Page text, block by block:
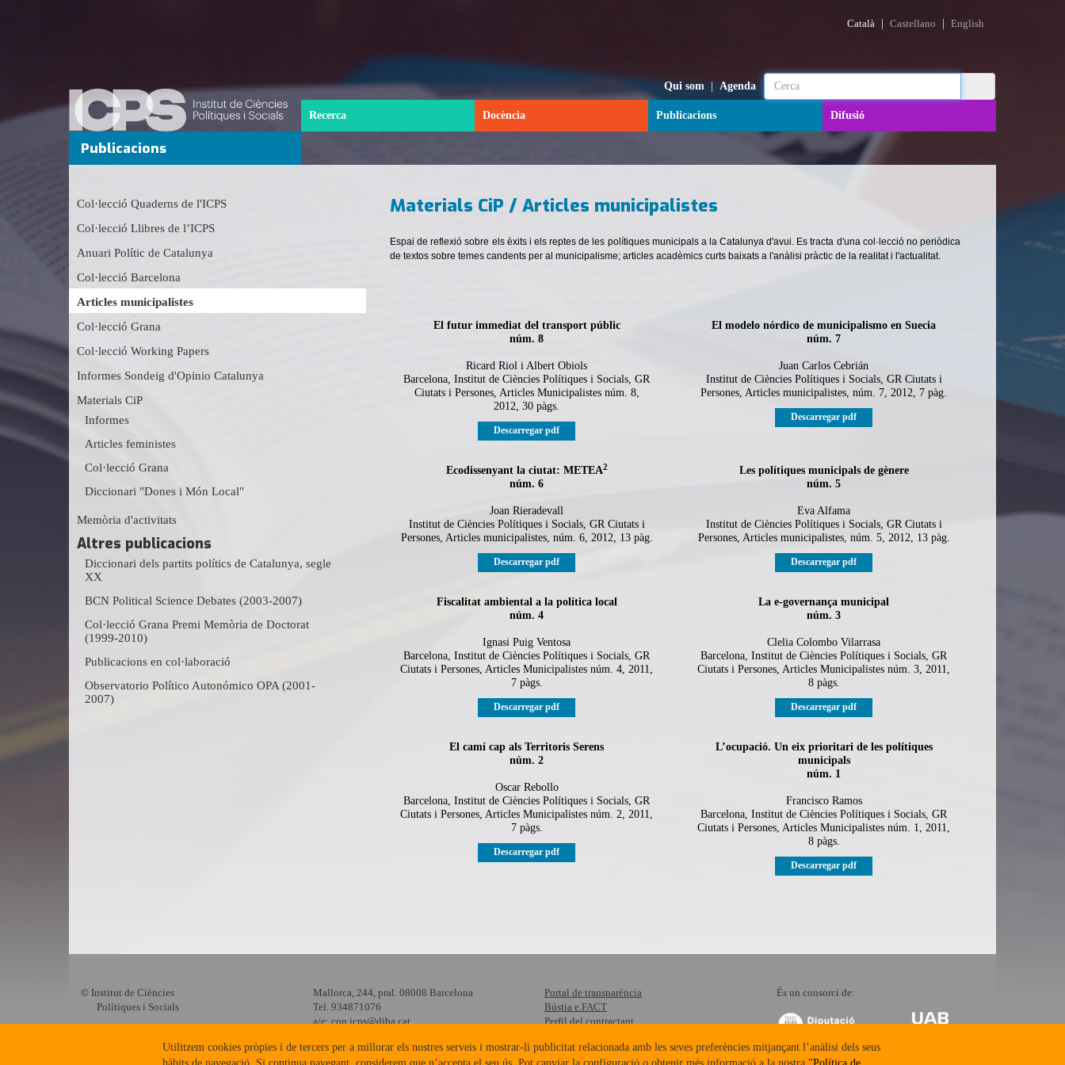
Català Castellano English
Qui som |Agenda
Recerca Docència Publicacions Difusió
Publicacions
Col·lecció Quaderns de l'ICPS
Col·lecció Llibres de l’ICPS
Anuari Polític de Catalunya
Col·lecció Barcelona
Articles municipalistes
Col·lecció Grana
Col·lecció Working Papers
Informes Sondeig d'Opinio Catalunya
Materials CiP
Informes
Articles feministes
Col·lecció Grana
Diccionari "Dones i Món Local"
Memòria d'activitats
Altres publicacions
Diccionari dels partits polítics de Catalunya, segle
XX
BCN Political Science Debates (2003-2007)
Col·lecció Grana Premi Memòria de Doctorat
(1999-2010)
Publicacions en col·laboració
Observatorio Político Autonómico OPA (2001-
2007)
Materials CiP / Articles municipalistes
Espai de reflexió sobre els èxits i els reptes de les polítiques municipals a la Catalunya d'avui. Es tracta d'una col·lecció no periòdica
de textos sobre temes candents per al municipalisme; articles acadèmics curts baixats a l'anàlisi pràctic de la realitat i l'actualitat.
El futur immediat del transport públic
núm. 8
Ricard Riol i Albert Obiols
Barcelona, Institut de Ciències Polítiques i Socials, GR
Ciutats i Persones, Articles Municipalistes núm. 8,
2012, 30 pàgs.
Descarregar pdf
El modelo nórdico de municipalismo en Suecia
núm. 7
Juan Carlos Cebrián
Institut de Ciències Polítiques i Socials, GR Ciutats i
Persones, Articles municipalistes, núm. 7, 2012, 7 pàg.
Descarregar pdf
Ecodissenyant la ciutat: METEA2
núm. 6
Joan Rieradevall
Institut de Ciències Polítiques i Socials, GR Ciutats i
Persones, Articles municipalistes, núm. 6, 2012, 13 pàg.
Descarregar pdf
Les polítiques municipals de gènere
núm. 5
Eva Alfama
Institut de Ciències Polítiques i Socials, GR Ciutats i
Persones, Articles municipalistes, núm. 5, 2012, 13 pàg.
Descarregar pdf
Fiscalitat ambiental a la política local
núm. 4
Ignasi Puig Ventosa
Barcelona, Institut de Ciències Polítiques i Socials, GR
Ciutats i Persones, Articles Municipalistes núm. 4, 2011,
7 pàgs.
Descarregar pdf
La e-governança municipal
núm. 3
Clelia Colombo Vilarrasa
Barcelona, Institut de Ciències Polítiques i Socials, GR
Ciutats i Persones, Articles Municipalistes núm. 3, 2011,
8 pàgs.
Descarregar pdf
El camí cap als Territoris Serens
núm. 2
Oscar Rebollo
Barcelona, Institut de Ciències Polítiques i Socials, GR
Ciutats i Persones, Articles Municipalistes núm. 2, 2011,
7 pàgs.
Descarregar pdf
L’ocupació. Un eix prioritari de les polítiques
municipals
núm. 1
Francisco Ramos
Barcelona, Institut de Ciències Polítiques i Socials, GR
Ciutats i Persones, Articles Municipalistes núm. 1, 2011,
8 pàgs.
Descarregar pdf
© Institut de Ciències
Polítiques i Socials
Mallorca, 244, pral. 08008 Barcelona
Tel. 934871076
a/e:con.icps@diba.cat
Portal de transparència
Bústia e.FACT
Perfil del contractant
Protecció de dades
És un consorci de:
Utilitzem cookies pròpies i de tercers per a millorar els nostres serveis i mostrar-li publicitat relacionada amb les seves preferències mitjançant l’anàlisi dels seus